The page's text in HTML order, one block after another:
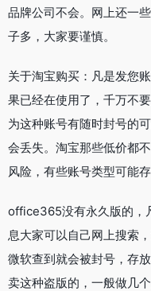
品牌公司不会。网上还一
子多，大家要谨慎。
关于淘宝购买：凡是发您
果已经在使用了，千万不
为这种账号有随时封号的
会丢失。淘宝那些低价都
风险，有些账号类型可能
office365没有永久版的，
息大家可以自己网上搜索
微软查到就会被封号，存
卖这种盗版的，一般做几